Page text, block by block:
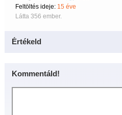
Feltöltés ideje: 15 éve
Látta 356 ember.
Értékeld
Kommentáld!